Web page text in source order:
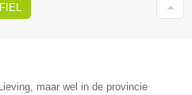
maar wel in de provincie